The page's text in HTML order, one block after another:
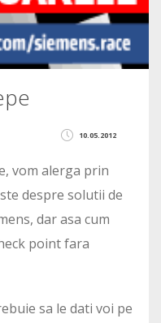
10.05.2012
vom alerga prin
despre solutii de
dar asa cum
point fara
sa le dati voi pe